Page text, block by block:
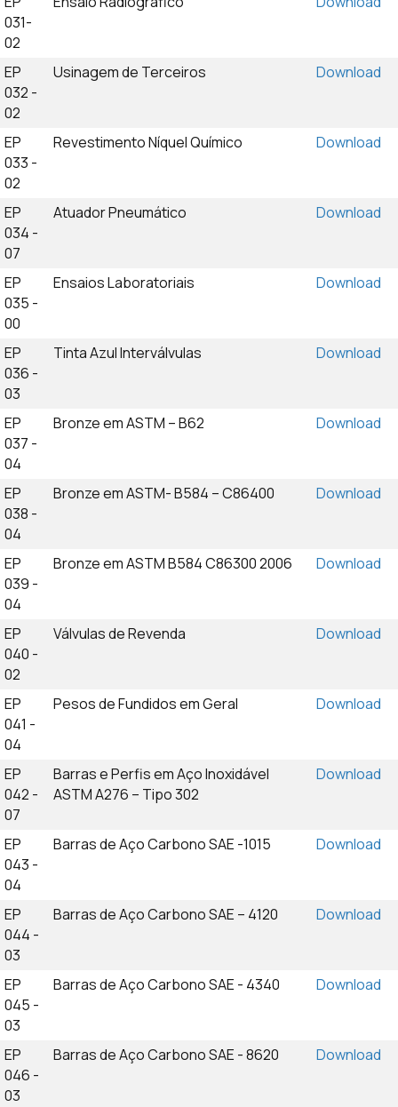
031-
02
EP
032 -
02
Usinagem de Terceiros Download
EP
033 -
02
Revestimento Níquel Químico Download
EP
034 -
07
Atuador Pneumático Download
EP
035 -
00
Ensaios Laboratoriais Download
EP
036 -
03
Tinta Azul Interválvulas Download
EP
037 -
04
Bronze em ASTM – B62 Download
EP
038 -
04
Bronze em ASTM- B584 – C86400 Download
EP
039 -
04
Bronze em ASTM B584 C86300 2006 Download
EP
040 -
02
Válvulas de Revenda Download
EP
041 -
04
Pesos de Fundidos em Geral Download
EP
042 -
07
Barras e Perfis em Aço Inoxidável
ASTM A276 – Tipo 302
Download
EP
043 -
04
Barras de Aço Carbono SAE -1015 Download
EP
044 -
03
Barras de Aço Carbono SAE – 4120 Download
EP
045 -
03
Barras de Aço Carbono SAE - 4340 Download
EP
046 -
03
Barras de Aço Carbono SAE - 8620 Download